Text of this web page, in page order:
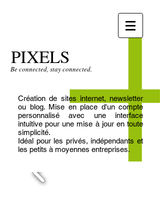
Be connected, stay connected.
PIXELS
Création de sites internet, newsletter
ou blog. Mise en place d'un compte
personnalisé avec une interface
intuitive pour une mise à jour en toute
simplicité.
Idéal pour les privés, indépendants et
les petits à moyennes entreprises.